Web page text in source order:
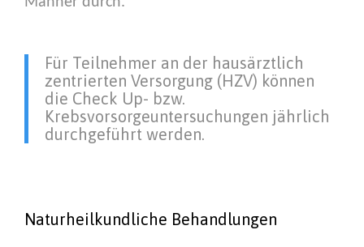
Für Teilnehmer an der hausärztlich
zentrierten Versorgung (HZV) können
die Check Up- bzw.
Krebsvorsorgeuntersuchungen jährlich
durchgeführt werden.
Naturheilkundliche Behandlungen